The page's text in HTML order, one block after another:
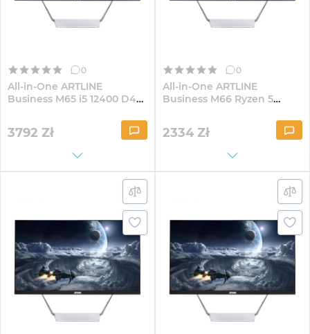
0
All-in-One ARTLINE
Business M65 i5 12400 D4
3792 Zł
0
All-in-One ARTLINE
Business M66 Ryzen 5
2334 Zł